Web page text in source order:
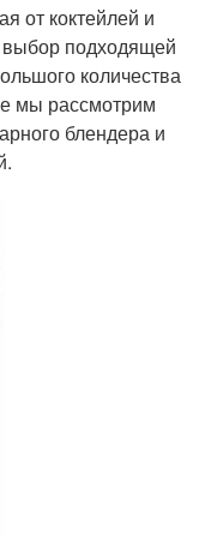
от коктейлей и
подходящей
количества
мы рассмотрим
блендера и